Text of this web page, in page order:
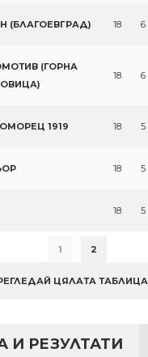
(БЛАГОЕВГРАД) 18 6
(ГОРНА
18 6
1919 18 5
18 5
18 5
1 2
ЦЯЛАТА ТАБЛИЦА
И РЕЗУЛТАТИ